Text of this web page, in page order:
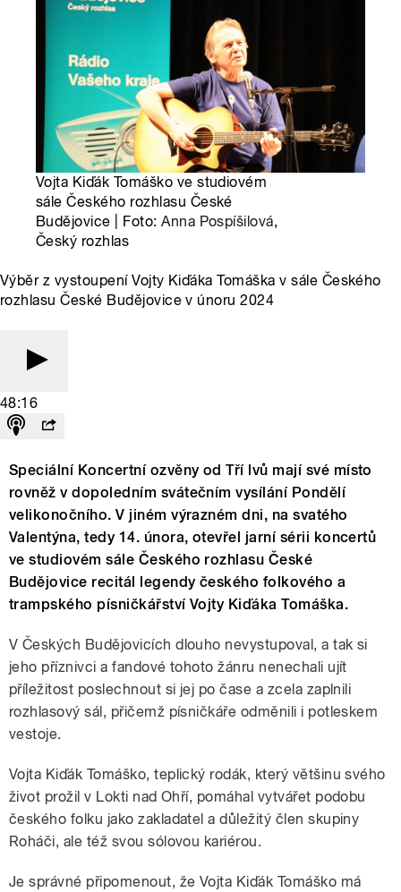
Vojta Kiďák Tomáško ve studiovém
sále Českého rozhlasu České
Budějovice | Foto:Anna Pospíšilová,
Český rozhlas
Výběr z vystoupení Vojty Kiďáka Tomáška v sále Českého
rozhlasu České Budějovice v únoru 2024
48:16
Speciální Koncertní ozvěny od Tří lvů mají své místo
rovněž v dopoledním svátečním vysílání Pondělí
velikonočního. V jiném výrazném dni, na svatého
Valentýna, tedy 14. února, otevřel jarní sérii koncertů
ve studiovém sále Českého rozhlasu České
Budějovice recitál legendy českého folkového a
trampského písničkářství Vojty Kiďáka Tomáška.
V Českých Budějovicích dlouho nevystupoval, a tak si
jeho příznivci a fandové tohoto žánru nenechali ujít
příležitost poslechnout si jej po čase a zcela zaplnili
rozhlasový sál, přičemž písničkáře odměnili i potleskem
vestoje.
Vojta Kiďák Tomáško, teplický rodák, který většinu svého
život prožil v Lokti nad Ohří, pomáhal vytvářet podobu
českého folku jako zakladatel a důležitý člen skupiny
Roháči, ale též svou sólovou kariérou.
Je správné připomenout, že Vojta Kiďák Tomáško má